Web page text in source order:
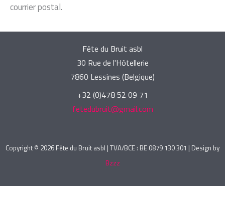
courrier postal.
Fête du Bruit asbl
30 Rue de l'Hôtellerie
7860 Lessines (Belgique)
+32 (0)478 52 09 71
fetedubruit@gmail.com
Copyright © 2026 Fête du Bruit asbl | TVA/BCE : BE 0879 130 301 | Design by
Bzzz